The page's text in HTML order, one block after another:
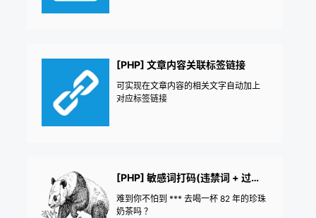
[PHP] 文章内容关联标签链接
可实现在文章内容的相关文字自动加上
对应标签链接
[PHP] 敏感词打码(违禁词 + 过滤 + 转码)
难到你不怕到 *** 去喝一杯 82 年的珍珠
奶茶吗 ？